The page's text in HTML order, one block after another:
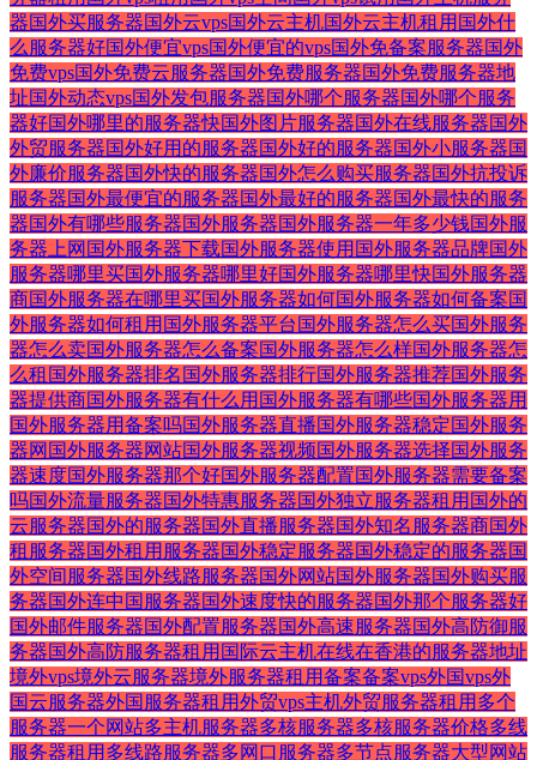
器国外买服务器国外云vps国外云主机国外云主机租用 国外什
么服务器好国外便宜vps国外便宜的vps国外免备案服务器国外
免费vps国外免费云服务器国外免费服务器国外免费服务器地
址国外动态vps国外发包服务器国外哪个服务器国外哪个服务
器好国外哪里的服务器快国外图片服务器国外在线服务器国外
外贸服务器国外好用的服务器国外好的服务器国外小服务器国
外廉价服务器国外快的服务器国外怎么购买服务器国外抗投诉
服务器国外最便宜的服务器国外最好的服务器国外最快的服务
器国外有哪些服务器国外服务器国外服务器一年多少钱国外服
务器上网 国外服务器下载国外服务器使用 国外服务器品牌国外
服务器哪里买国外服务器哪里好国外服务器哪里快国外服务器
商国外服务器在哪里买国外服务器如何国外服务器如何备案国
外服务器如何租用 国外服务器平台 国外服务器怎么买国外服务
器怎么卖国外服务器怎么备案国外服务器怎么样国外服务器怎
么租 国外服务器排名 国外服务器排行国外服务器推荐国外服务
器提供商国外服务器有什么用 国外服务器有哪些国外服务器用
国外服务器用备案吗国外服务器直播国外服务器稳定国外服务
器网 国外服务器网站国外服务器视频国外服务器选择国外服务
器速度国外服务器那个好国外服务器配置国外服务器需要备案
吗国外流量服务器国外特惠服务器国外独立服务器租用 国外的
云服务器国外的服务器国外直播服务器国外知名服务器商国外
租服务器国外租用服务器国外稳定服务器国外稳定的服务器国
外空间服务器国外线路服务器国外网站国外服务器国外购买服
务器国外连中国服务器国外速度快的服务器国外那个服务器好
国外邮件服务器国外配置服务器国外高速服务器国外高防御服
务器国外高防服务器租用 国际云主机在线在香港的服务器地址
境外vps境外云服务器境外服务器租用备案备案vps外国vps外
国云服务器外国服务器租用外贸vps主机外贸服务器租用 多个
服务器一个网站多主机服务器多核服务器多核服务器价格多线
服务器租用 多线路服务器多网口服务器多节点服务器大型网站